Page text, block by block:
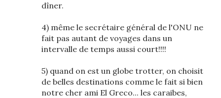
dîner.
4) même le secrétaire général de l'ONU ne
fait pas autant de voyages dans un
intervalle de temps aussi court!!!!
5) quand on est un globe trotter, on choisit
de belles destinations comme le fait si bien
notre cher ami El Greco... les caraibes,